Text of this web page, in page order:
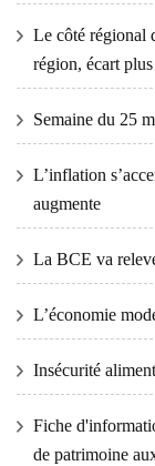
Le côté régional
région, écart
Semaine du 25
L’inflation
augmente
La BCE va
L’économie
Insécurité
Fiche
de patrimoine